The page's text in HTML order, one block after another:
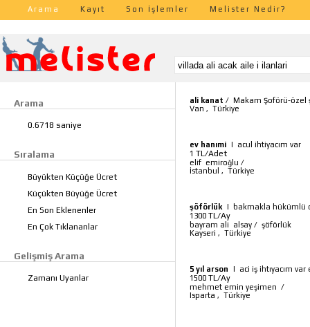
Arama Kayıt Son İşlemler Melister Nedir?
Arama
0.6718 saniye
Sıralama
Büyükten Küçüğe Ücret
Küçükten Büyüğe Ücret
En Son Eklenenler
En Çok Tıklananlar
Gelişmiş Arama
Zamanı Uyanlar
ali kanat / Makam Şoförü-özel
Van , Türkiye
ev hanımi | acul ihtiyacım var
1 TL/Adet
elif emiroğlu /
İstanbul , Türkiye
şöförlük |
bakmakla hükümlü
1300 TL/Ay
bayram ali alsay / şöförlük
Kayseri , Türkiye
5 yıl arson | aci iş ihtıyacım
1500 TL/Ay
mehmet emin yeşimen /
Isparta , Türkiye